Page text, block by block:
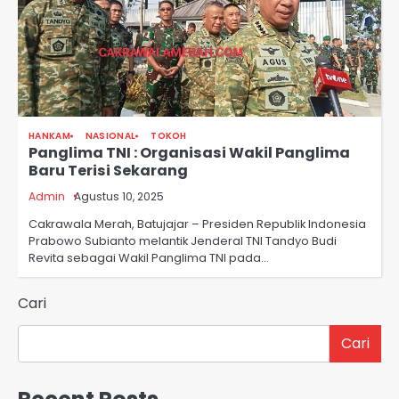
HANKAM NASIONAL TOKOH
Panglima TNI : Organisasi Wakil Panglima
Baru Terisi Sekarang
Admin Agustus 10, 2025
Cakrawala Merah, Batujajar – Presiden Republik Indonesia
Prabowo Subianto melantik Jenderal TNI Tandyo Budi
Revita sebagai Wakil Panglima TNI pada…
Cari
Cari